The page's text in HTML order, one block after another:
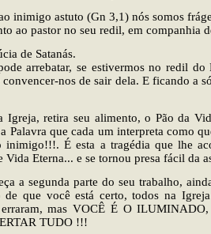
inimigo astuto (Gn 3,1) nós somos
ao pastor no seu redil, em companhia
de Satanás.
arrebatar, se estivermos no redil
nos de sair dela. E ficando a
Igreja, retira seu alimento, o Pão da
Palavra que cada um interpreta como
É esta a tragédia que lhe
Eterna... e se tornou presa fácil da
a segunda parte do seu trabalho,
que você está certo, todos na
erraram, mas VOCÊ É O
TUDO !!!